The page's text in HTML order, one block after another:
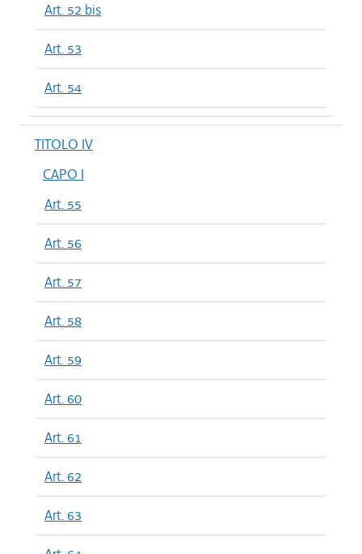
Art. 52 bis
Art. 53
Art. 54
TITOLO IV
CAPO I
Art. 55
Art. 56
Art. 57
Art. 58
Art. 59
Art. 60
Art. 61
Art. 62
Art. 63